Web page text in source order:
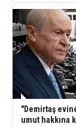
"Demirtaş
umut hakkına